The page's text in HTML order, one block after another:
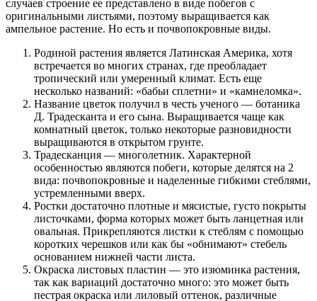
случаев строение ее представлено в виде побегов с
оригинальными листьями, поэтому выращивается как
ампельное растение. Но есть и почвопокровные виды.
Родиной растения является Латинская Америка, хотя
встречается во многих странах, где преобладает
тропический или умеренный климат. Есть еще
несколько названий: «бабьи сплетни» и «камнеломка».
Название цветок получил в честь ученого — ботаника
Д. Традесканта и его сына. Выращивается чаще как
комнатный цветок, только некоторые разновидности
выращиваются в открытом грунте.
Традесканция — многолетник. Характерной
особенностью являются побеги, которые делятся на 2
вида: почвопокровные и наделенные гибкими стеблями,
устремленными вверх.
Ростки достаточно плотные и мясистые, густо покрыты
листочками, форма которых может быть ланцетная или
овальная. Прикрепляются листки к стеблям с помощью
коротких черешков или как бы «обнимают» стебель
основанием нижней части листа.
Окраска листовых пластин — это изюминка растения,
так как вариаций достаточно много: это может быть
пестрая окраска или лиловый оттенок, различные